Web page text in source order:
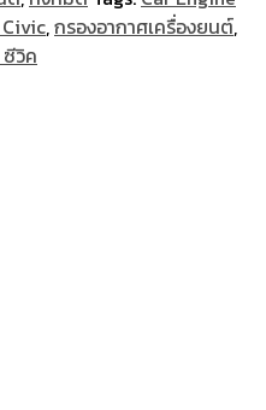
,กรองอากาศเครื่องยนต์,
วิค